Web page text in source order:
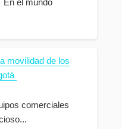
movilidad de los
comerciales